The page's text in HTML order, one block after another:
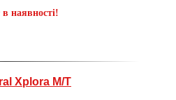
наявності!
Xplora M/T